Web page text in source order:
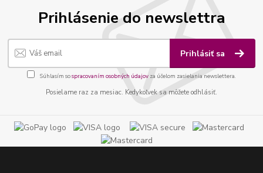
Prihlásenie do newslettra
Prihlásiť sa
Súhlasím sospracovaním osobných údajov za účelom zasielania newslettera.
Posielame raz za mesiac. Kedykoľvek sa môžete odhlásiť.